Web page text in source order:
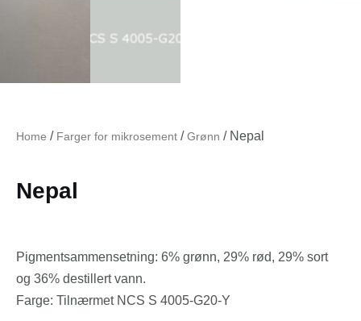
Home / Farger for mikrosement /Grønn / Nepal
Nepal
Pigmentsammensetning: 6% grønn, 29% rød, 29% sort
og 36% destillert vann.
Farge: Tilnærmet NCS S 4005-G20-Y